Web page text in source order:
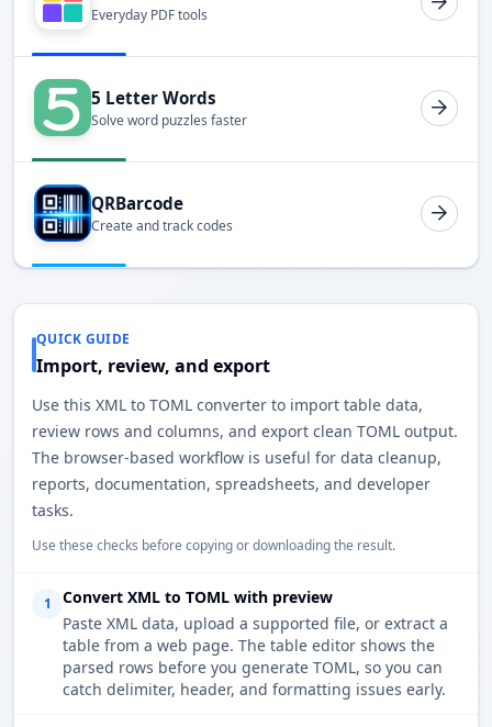
Everyday PDF tools
5 Letter Words
Solve word puzzles faster
QRBarcode
Create and track codes
QUICK GUIDE
Import, review, and export
Use this XML to TOML converter to import table data,
review rows and columns, and export clean TOML output.
The browser-based workflow is useful for data cleanup,
reports, documentation, spreadsheets, and developer
tasks.
Use these checks before copying or downloading the result.
1
Convert XML to TOML with preview
Paste XML data, upload a supported file, or extract a
table from a web page. The table editor shows the
parsed rows before you generate TOML, so you can
catch delimiter, header, and formatting issues early.